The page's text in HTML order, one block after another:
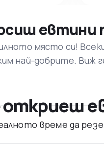
евтини
място си!
най-добрите. Виж
откриеш
време да